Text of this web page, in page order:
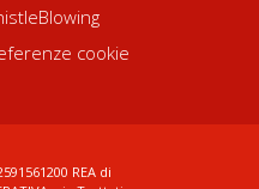
cookie
REA di